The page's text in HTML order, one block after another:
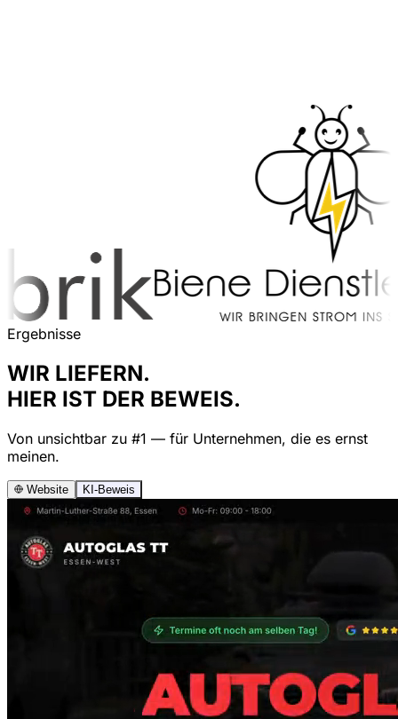
Ergebnisse
WIR LIEFERN.
HIER IST DER BEWEIS.
Von unsichtbar zu #1 — für Unternehmen, die es ernst
meinen.
Website KI-Beweis